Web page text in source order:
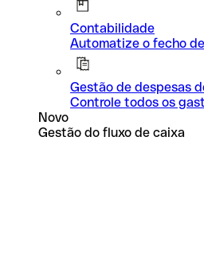
Contabilidade
Automatize o fecho
Gestão de despesas
Controle todos os
Novo
Gestão do fluxo de caixa